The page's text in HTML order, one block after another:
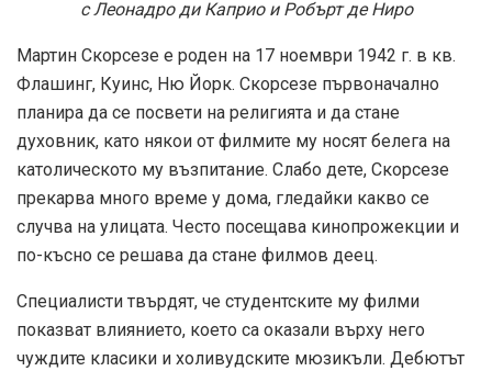
с Леонадро ди Каприо и Робърт де Ниро
Мартин Скорсезе е роден на 17 ноември 1942 г. в кв.
Флашинг, Куинс, Ню Йорк. Скорсезе първоначално
планира да се посвети на религията и да стане
духовник, като някои от филмите му носят белега на
католическото му възпитание. Слабо дете, Скорсезе
прекарва много време у дома, гледайки какво се
случва на улицата. Често посещава кинопрожекции и
по-късно се решава да стане филмов деец.
Специалисти твърдят, че студентските му филми
показват влиянието, което са оказали върху него
чуждите класики и холивудските мюзикъли. Дебютът